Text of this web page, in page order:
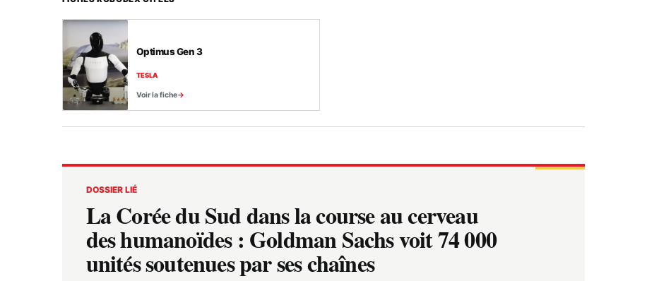
Optimus Gen 3
TESLA
Voir la fiche
DOSSIER LIÉ
La Corée du Sud dans la course au cerveau
des humanoïdes : Goldman Sachs voit 74 000
unités soutenues par ses chaînes